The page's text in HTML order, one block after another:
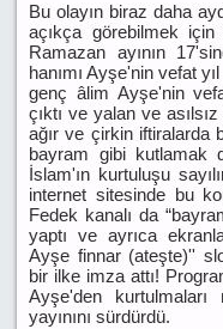
Bu olayın biraz daha
açıkça görebilmek
Ramazan ayının
hanımı Ayşe'nin vefat
genç âlim Ayşe'nin
çıktı ve yalan ve
ağır ve çirkin iftiralarda
bayram gibi kutlamak
İslam'ın kurtuluşu
internet sitesinde bu
Fedek kanalı da
yaptı ve ayrıca
Ayşe finnar (ateşte)''
bir ilke imza attı!
Ayşe'den
yayınını sürdürdü.